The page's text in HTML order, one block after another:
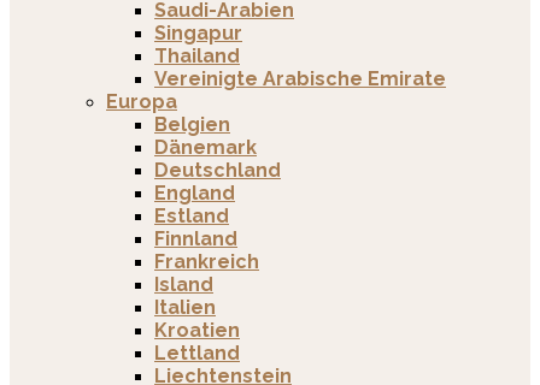
Saudi-Arabien
Singapur
Thailand
Vereinigte Arabische Emirate
Europa
Belgien
Dänemark
Deutschland
England
Estland
Finnland
Frankreich
Island
Italien
Kroatien
Lettland
Liechtenstein